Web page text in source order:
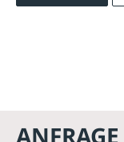
ANFRAGE